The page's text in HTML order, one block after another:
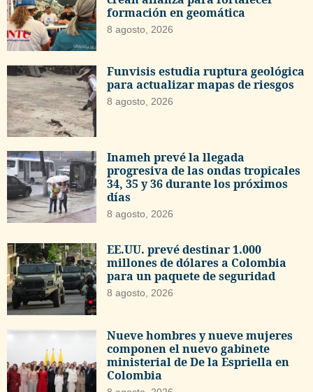
formación en geomática
8 agosto, 2026
Funvisis estudia ruptura geológica
para actualizar mapas de riesgos
8 agosto, 2026
Inameh prevé la llegada
progresiva de las ondas tropicales
34, 35 y 36 durante los próximos
días
8 agosto, 2026
EE.UU. prevé destinar 1.000
millones de dólares a Colombia
para un paquete de seguridad
8 agosto, 2026
Nueve hombres y nueve mujeres
componen el nuevo gabinete
ministerial de De la Espriella en
Colombia